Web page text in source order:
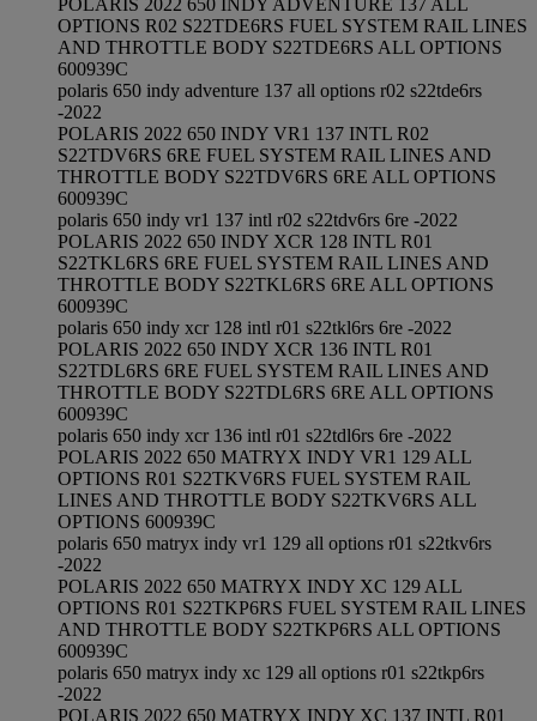
OPTIONS R02 S22TDE6RS FUEL SYSTEM RAIL LINES
AND THROTTLE BODY S22TDE6RS ALL OPTIONS
600939C
polaris 650 indy adventure 137 all options r02 s22tde6rs
-2022
POLARIS 2022 650 INDY VR1 137 INTL R02
S22TDV6RS 6RE FUEL SYSTEM RAIL LINES AND
THROTTLE BODY S22TDV6RS 6RE ALL OPTIONS
600939C
polaris 650 indy vr1 137 intl r02 s22tdv6rs 6re -2022
POLARIS 2022 650 INDY XCR 128 INTL R01
S22TKL6RS 6RE FUEL SYSTEM RAIL LINES AND
THROTTLE BODY S22TKL6RS 6RE ALL OPTIONS
600939C
polaris 650 indy xcr 128 intl r01 s22tkl6rs 6re -2022
POLARIS 2022 650 INDY XCR 136 INTL R01
S22TDL6RS 6RE FUEL SYSTEM RAIL LINES AND
THROTTLE BODY S22TDL6RS 6RE ALL OPTIONS
600939C
polaris 650 indy xcr 136 intl r01 s22tdl6rs 6re -2022
POLARIS 2022 650 MATRYX INDY VR1 129 ALL
OPTIONS R01 S22TKV6RS FUEL SYSTEM RAIL
LINES AND THROTTLE BODY S22TKV6RS ALL
OPTIONS 600939C
polaris 650 matryx indy vr1 129 all options r01 s22tkv6rs
-2022
POLARIS 2022 650 MATRYX INDY XC 129 ALL
OPTIONS R01 S22TKP6RS FUEL SYSTEM RAIL LINES
AND THROTTLE BODY S22TKP6RS ALL OPTIONS
600939C
polaris 650 matryx indy xc 129 all options r01 s22tkp6rs
-2022
POLARIS 2022 650 MATRYX INDY XC 137 INTL R01